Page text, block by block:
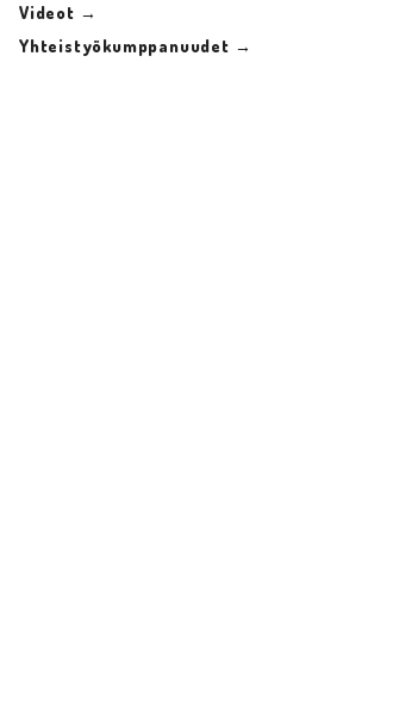
Videot →
Yhteistyökumppanuudet →